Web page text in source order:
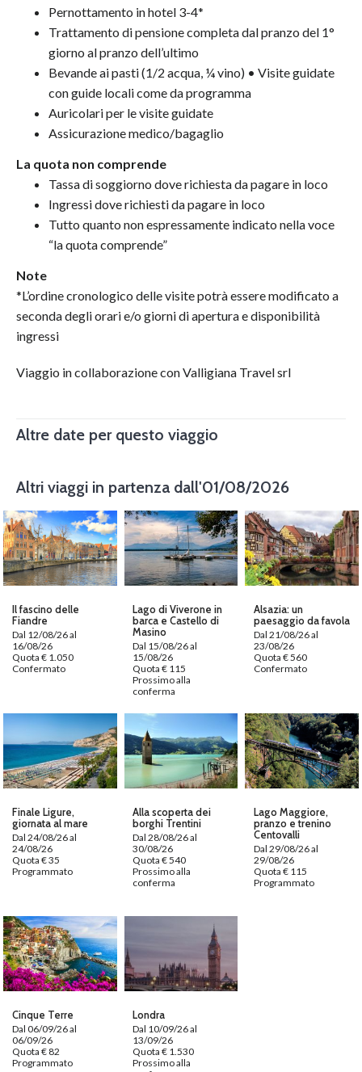
Pernottamento in hotel 3-4*
Trattamento di pensione completa dal pranzo del 1°
giorno al pranzo dell’ultimo
Bevande ai pasti (1/2 acqua, ¼ vino) • Visite guidate
con guide locali come da programma
Auricolari per le visite guidate
Assicurazione medico/bagaglio
La quota non comprende
Tassa di soggiorno dove richiesta da pagare in loco
Ingressi dove richiesti da pagare in loco
Tutto quanto non espressamente indicato nella voce
“la quota comprende”
Note
*L’ordine cronologico delle visite potrà essere modificato a
seconda degli orari e/o giorni di apertura e disponibilità
ingressi
Viaggio in collaborazione con Valligiana Travel srl
Altre date per questo viaggio
Altri viaggi in partenza dall'01/08/2026
Il fascino delle
Fiandre
Dal 12/08/26 al
16/08/26
Quota € 1.050
Confermato
Lago di Viverone in
barca e Castello di
Masino
Dal 15/08/26 al
15/08/26
Quota € 115
Prossimo alla
conferma
Alsazia: un
paesaggio da favola
Dal 21/08/26 al
23/08/26
Quota € 560
Confermato
Finale Ligure,
giornata al mare
Dal 24/08/26 al
24/08/26
Quota € 35
Programmato
Alla scoperta dei
borghi Trentini
Dal 28/08/26 al
30/08/26
Quota € 540
Prossimo alla
conferma
Lago Maggiore,
pranzo e trenino
Centovalli
Dal 29/08/26 al
29/08/26
Quota € 115
Programmato
Cinque Terre
Dal 06/09/26 al
06/09/26
Quota € 82
Programmato
Londra
Dal 10/09/26 al
13/09/26
Quota € 1.530
Prossimo alla